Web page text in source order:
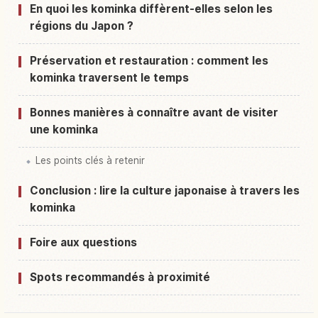
En quoi les kominka diffèrent-elles selon les
régions du Japon ?
Préservation et restauration : comment les
kominka traversent le temps
Bonnes manières à connaître avant de visiter
une kominka
Les points clés à retenir
Conclusion : lire la culture japonaise à travers les
kominka
Foire aux questions
Spots recommandés à proximité